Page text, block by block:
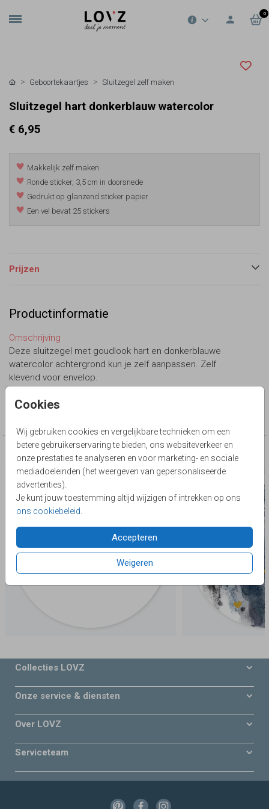
0
Cookies
Wij gebruiken cookies en vergelijkbare technieken om een
betere gebruikerservaring te bieden, ons websiteverkeer en
onze prestaties te analyseren en voor marketing- en sociale
mediadoeleinden (het weergeven van gepersonaliseerde
advertenties).
Je kunt jouw toestemming altijd wijzigen of intrekken op ons
ons cookiebeleid
Accepteren
Weigeren
Geboortekaartjes Sluitzegel zelf maken
Sluitzegel hart donkerblauw watercolor
€ 6,95
Makkelijk zelf maken
Ronde sticker, 3,5 cm in doorsnede
Gedrukt op glanzend sticker papier
Een vel bevat 25 stickers
Prijzen
Productinformatie
Omschrijving
Deze sluitzegel met goudlook hart en donkerblauwe
watercolor achtergrond kun je zelf aanpassen. Zelf
klevend voor envelop.
Collectie
Deze producten zijn wellicht ook iets voor je
Collecties LOVZ
Onze service & diensten
Over LOVZ
Serviceteam